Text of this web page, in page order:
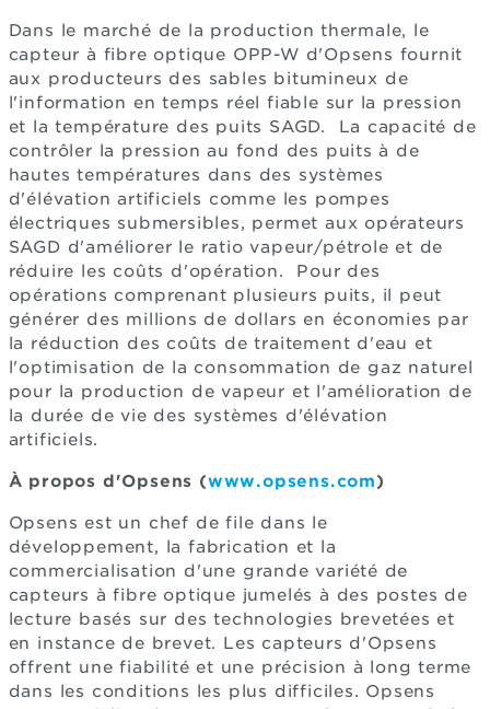
Dans le marché de la production thermale, le
capteur à fibre optique OPP-W d'Opsens fournit
aux producteurs des sables bitumineux de
l'information en temps réel fiable sur la pression
et la température des puits SAGD. La capacité de
contrôler la pression au fond des puits à de
hautes températures dans des systèmes
d'élévation artificiels comme les pompes
électriques submersibles, permet aux opérateurs
SAGD d'améliorer le ratio vapeur/pétrole et de
réduire les coûts d'opération. Pour des
opérations comprenant plusieurs puits, il peut
générer des millions de dollars en économies par
la réduction des coûts de traitement d'eau et
l'optimisation de la consommation de gaz naturel
pour la production de vapeur et l'amélioration de
la durée de vie des systèmes d'élévation
artificiels.
À propos d'Opsens (www.opsens.com)
Opsens est un chef de file dans le
développement, la fabrication et la
commercialisation d'une grande variété de
capteurs à fibre optique jumelés à des postes de
lecture basés sur des technologies brevetées et
en instance de brevet. Les capteurs d'Opsens
offrent une fiabilité et une précision à long terme
dans les conditions les plus difficiles. Opsens